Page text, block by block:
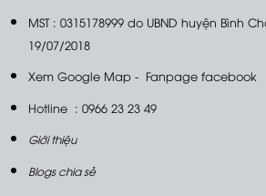
MST : 0315178999 do UBND huyện Bình
19/07/2018
Xem Google Map- Fanpage facebook
Hotline : 0966 23 23 49
Giới thiệu
Blogs chia sẻ